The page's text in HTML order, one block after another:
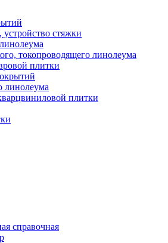
стяжки
токопроводящего линолеума
плитки
линолеума
плитки
справочная